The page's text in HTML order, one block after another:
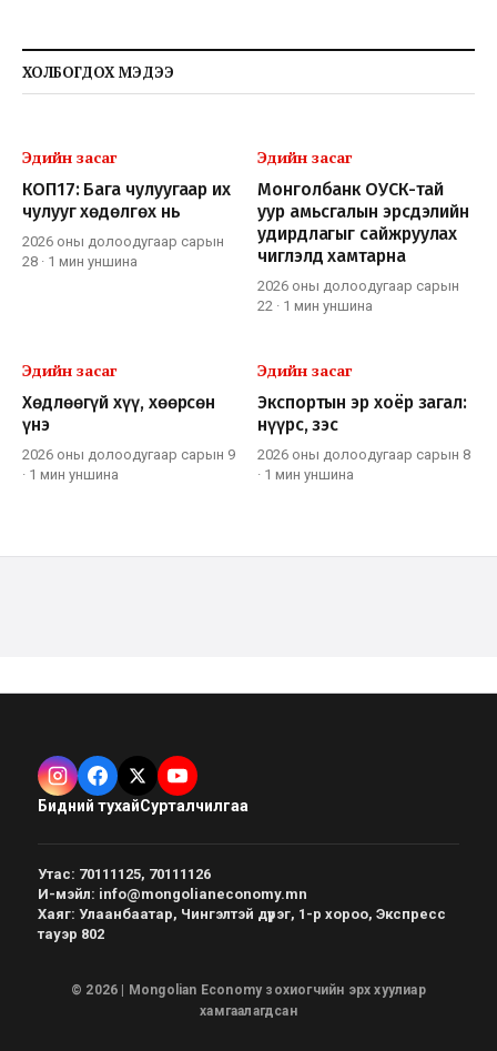
ХОЛБОГДОХ МЭДЭЭ
Эдийн засаг
КОП17: Бага чулуугаар их
чулууг хөдөлгөх нь
2026 оны долоодугаар сарын
28 · 1 мин уншина
Эдийн засаг
Монголбанк ОУСК-тай
уур амьсгалын эрсдэлийн
удирдлагыг сайжруулах
чиглэлд хамтарна
2026 оны долоодугаар сарын
22 · 1 мин уншина
Эдийн засаг
Хөдлөөгүй хүү, хөөрсөн
үнэ
2026 оны долоодугаар сарын 9
· 1 мин уншина
Эдийн засаг
Экспортын эр хоёр загал:
нүүрс, зэс
2026 оны долоодугаар сарын 8
· 1 мин уншина
Бидний тухайСурталчилгаа
Утас: 70111125, 70111126
И-мэйл: info@mongolianeconomy.mn
Хаяг: Улаанбаатар, Чингэлтэй дүүрэг, 1-р хороо, Экспресс
тауэр 802
© 2026 | Mongolian Economy зохиогчийн эрх хуулиар
хамгаалагдсан